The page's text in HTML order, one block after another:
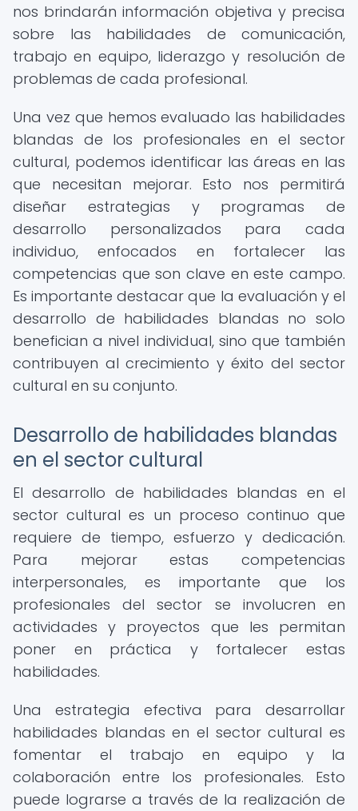
nos brindarán información objetiva y precisa
sobre las habilidades de comunicación,
trabajo en equipo, liderazgo y resolución de
problemas de cada profesional.
Una vez que hemos evaluado las habilidades
blandas de los profesionales en el sector
cultural, podemos identificar las áreas en las
que necesitan mejorar. Esto nos permitirá
diseñar estrategias y programas de
desarrollo personalizados para cada
individuo, enfocados en fortalecer las
competencias que son clave en este campo.
Es importante destacar que la evaluación y el
desarrollo de habilidades blandas no solo
benefician a nivel individual, sino que también
contribuyen al crecimiento y éxito del sector
cultural en su conjunto.
Desarrollo de habilidades blandas
en el sector cultural
El desarrollo de habilidades blandas en el
sector cultural es un proceso continuo que
requiere de tiempo, esfuerzo y dedicación.
Para mejorar estas competencias
interpersonales, es importante que los
profesionales del sector se involucren en
actividades y proyectos que les permitan
poner en práctica y fortalecer estas
habilidades.
Una estrategia efectiva para desarrollar
habilidades blandas en el sector cultural es
fomentar el trabajo en equipo y la
colaboración entre los profesionales. Esto
puede lograrse a través de la realización de